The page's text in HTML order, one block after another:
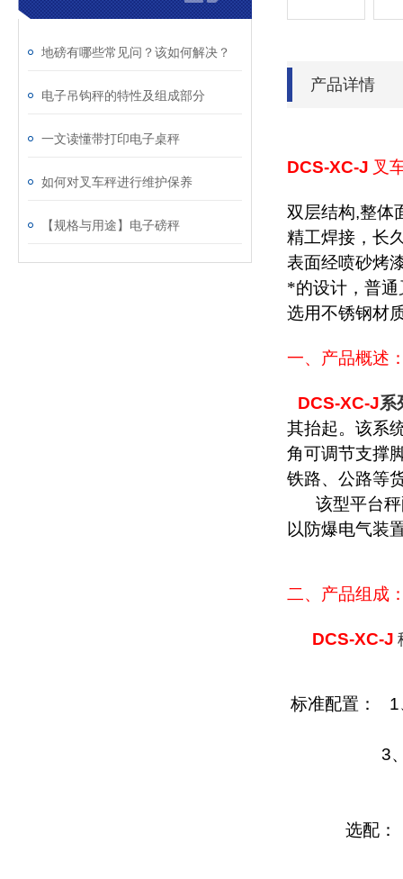
地磅有哪些常见问？该如何解决？
电子吊钩秤的特性及组成部分
一文读懂带打印电子桌秤
如何对叉车秤进行维护保养
【规格与用途】电子磅秤
产品详情
DCS-XC-J 叉
双层结构,整体
精工焊接，长
表面经喷砂烤
*的设计，普通
选用不锈钢材
一、产品概述
DCS-XC-J系
其抬起。该系
角可调节支撑
铁路、公路等
该型平台
以防爆电气装
二、产品组成
DCS-XC-J
标准配置： 1
3
选配：